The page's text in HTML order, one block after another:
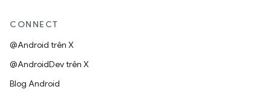
CONNECT
@Android trên X
@AndroidDev trên X
Blog Android